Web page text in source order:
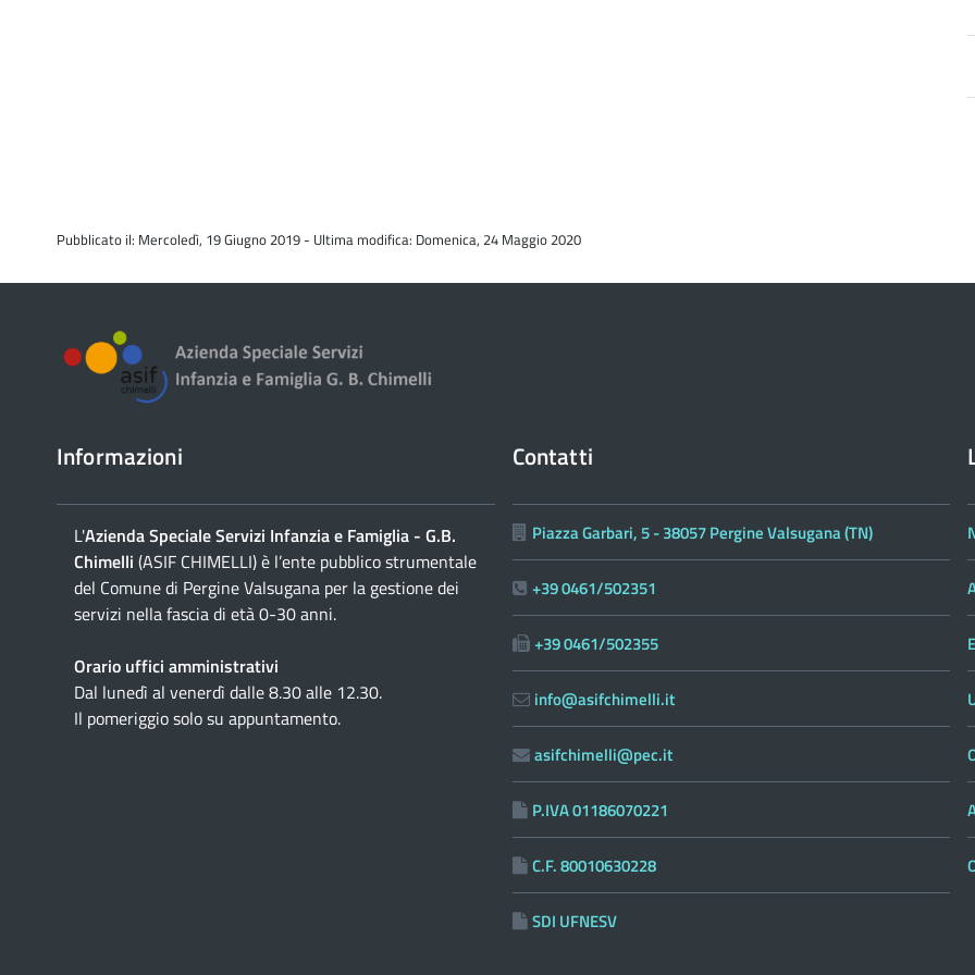
Pubblicato il: Mercoledì, 19 Giugno 2019 - Ultima modifica: Domenica, 24 Maggio 2020
Informazioni
L'Azienda Speciale Servizi Infanzia e Famiglia - G.B.
Chimelli (ASIF CHIMELLI) è l’ente pubblico strumentale
del Comune di Pergine Valsugana per la gestione dei
servizi nella fascia di età 0-30 anni.
Orario uffici amministrativi
Dal lunedì al venerdì dalle 8.30 alle 12.30.
Il pomeriggio solo su appuntamento.
Contatti
Piazza Garbari, 5 - 38057 Pergine Valsugana (TN)
+39 0461/502351
+39 0461/502355
info@asifchimelli.it
asifchimelli@pec.it
P.IVA 01186070221
C.F. 80010630228
SDI UFNESV